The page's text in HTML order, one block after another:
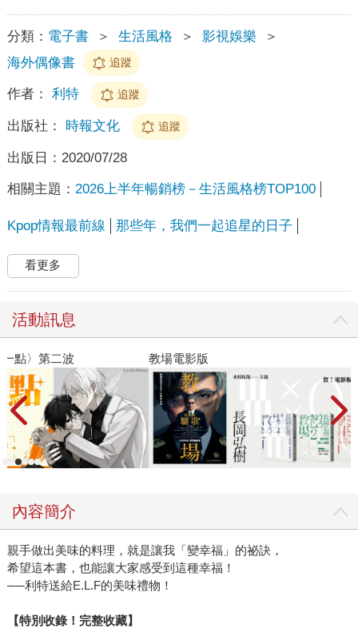
分類： 電子書 ＞ 生活風格 ＞ 影視娛樂
＞
海外偶像書
追蹤
作者： 利特 追蹤
出版社： 時報文化 追蹤
出版日： 2020/07/28
相關主題： 2026上半年暢銷榜－生活風格榜TOP100
Kpop情報最前線 那些年，我們一起追星的日子
看更多
活動訊息
教場電影版
內容簡介
親手做出美味的料理，就是讓我「變幸福」的祕訣，
希望這本書，也能讓大家感受到這種幸福！
──利特送給E.L.F的美味禮物！
【特別收錄！完整收藏】